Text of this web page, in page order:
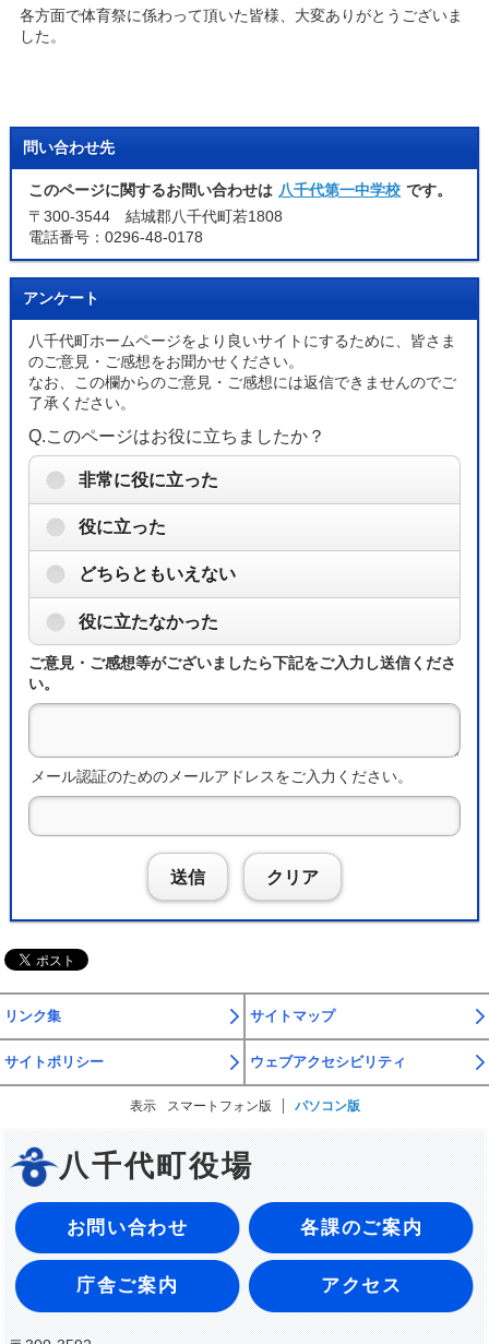
各方面で体育祭に係わって頂いた皆様、大変ありがとうございま
した。
問い合わせ先
このページに関するお問い合わせは 八千代第一中学校 です。
〒300-3544 結城郡八千代町若1808
電話番号：0296-48-0178
アンケート
八千代町ホームページをより良いサイトにするために、皆さま
のご意見・ご感想をお聞かせください。
なお、この欄からのご意見・ご感想には返信できませんのでご
了承ください。
Q.このページはお役に立ちましたか？
非常に役に立った
役に立った
どちらともいえない
役に立たなかった
ご意見・ご感想等がございましたら下記をご入力し送信くださ
い。
メール認証のためのメールアドレスをご入力ください。
送信 クリア
リンク集 サイトマップ
サイトポリシー ウェブアクセシビリティ
表示 スマートフォン版 パソコン版
八千代町役場
お問い合わせ 各課のご案内
庁舎ご案内 アクセス